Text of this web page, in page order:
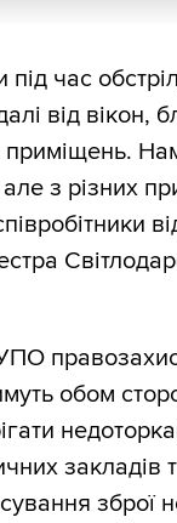
час
від вікон,
приміщень.
з різних
обом
закладів
зброї